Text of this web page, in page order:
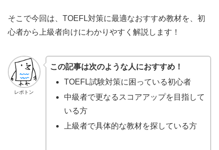
そこで今回は、TOEFL対策に最適なおすすめ教材を、初
心者から上級者向けにわかりやすく解説します！
レポトン
この記事は次のような人におすすめ！
TOEFL試験対策に困っている初心者
中級者で更なるスコアアップを目指して
いる方
上級者で具体的な教材を探している方